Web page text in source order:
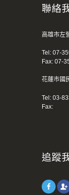
聯絡
高雄市左
Tel: 07-
Fax: 07-
花蓮市國
Tel: 03-
Fax:
追蹤